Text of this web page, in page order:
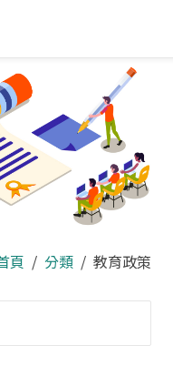
頁 分類 教育政策